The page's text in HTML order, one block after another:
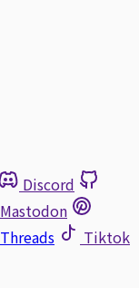
Discord
Mastodon
Threads
Tiktok